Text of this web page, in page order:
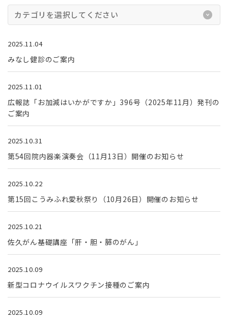
カテゴリを選択してください
2025.11.04
みなし健診のご案内
2025.11.01
広報誌「お加減はいかがですか」396号（2025年11月）発刊の
ご案内
2025.10.31
第54回院内器楽演奏会（11月13日）開催のお知らせ
2025.10.22
第15回こうみふれ愛秋祭り（10月26日）開催のお知らせ
2025.10.21
佐久がん基礎講座「肝・胆・膵のがん」
2025.10.09
新型コロナウイルスワクチン接種のご案内
2025.10.09